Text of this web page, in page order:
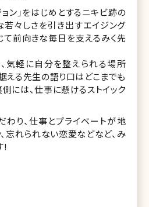
ン」をはじめとするニキビ跡の
若々しさを引き出すエイジング
て前向きな毎日を支えるみく先
気軽に自分を整えられる場所
える先生の語り口はどこまでも
には、仕事に懸けるストイック
わり、仕事とプライベートが地
忘れられない恋愛などなど、み
!